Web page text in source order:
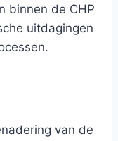
binnen de CHP
uitdagingen
van de